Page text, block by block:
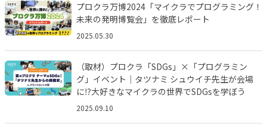
プロクラ万博2024「マイクラでプログラミング！
未来の発明博覧会」を徹底レポート
2025.05.30
（取材）プロクラ「SDGs」×「プログラミン
グ」イベント｜タツナミ シュウイチ先生が会場
に⁉︎大好きなマイクラの世界でSDGsを学ぼう
2025.09.10